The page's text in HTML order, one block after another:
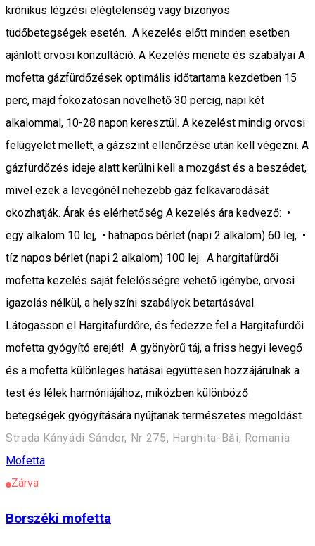
krónikus légzési elégtelenség vagy bizonyos
tüdőbetegségek esetén. A kezelés előtt minden esetben
ajánlott orvosi konzultáció. A Kezelés menete és szabályai A
mofetta gázfürdőzések optimális időtartama kezdetben 15
perc, majd fokozatosan növelhető 30 percig, napi két
alkalommal, 10-28 napon keresztül. A kezelést mindig orvosi
felügyelet mellett, a gázszint ellenőrzése után kell végezni. A
gázfürdőzés ideje alatt kerülni kell a mozgást és a beszédet,
mivel ezek a levegőnél nehezebb gáz felkavarodását
okozhatják. Árak és elérhetőség A kezelés ára kedvező: •
egy alkalom 10 lej, • hatnapos bérlet (napi 2 alkalom) 60 lej, •
tíz napos bérlet (napi 2 alkalom) 100 lej. A hargitafürdői
mofetta kezelés saját felelősségre vehető igénybe, orvosi
igazolás nélkül, a helyszíni szabályok betartásával.
Látogasson el Hargitafürdőre, és fedezze fel a Hargitafürdői
mofetta gyógyító erejét! A gyönyörű táj, a friss hegyi levegő
és a mofetta különleges hatásai együttesen hozzájárulnak a
test és lélek harmóniájához, miközben különböző
betegségek gyógyítására nyújtanak természetes megoldást.
Strada Kányádi Sándor, Nr 275, Harghita-Băi, Romania
Mofetta
Zárva
Borszéki mofetta